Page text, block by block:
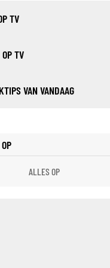
TV
TV
VAN VANDAAG
ALLES OP